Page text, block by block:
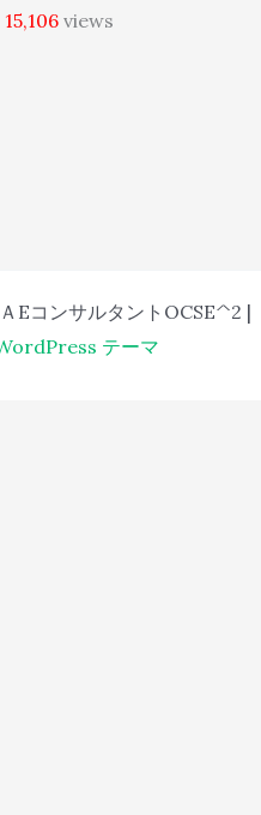
15,106views
EコンサルタントOCSE^2 |
テーマ